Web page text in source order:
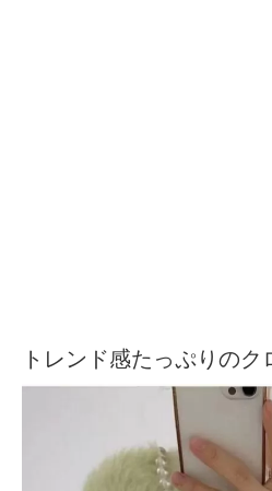
トレンド感たっぷりのク